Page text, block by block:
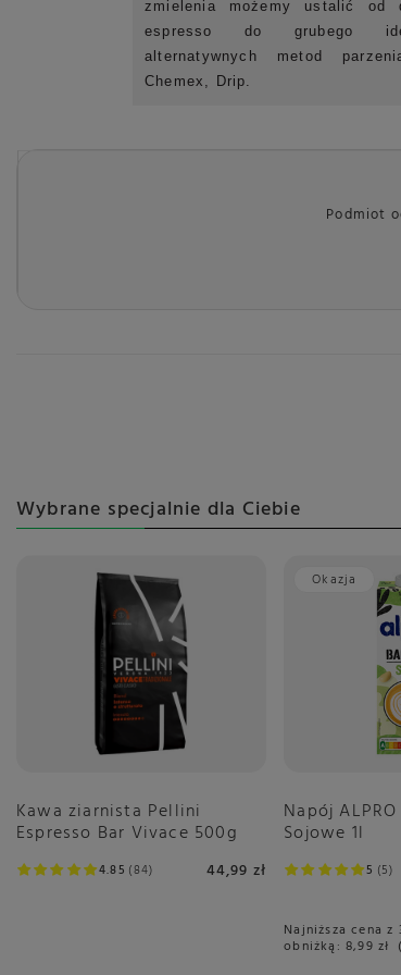
zmielenia możemy ustalić od
espresso do grubego
alternatywnych metod
Chemex, Drip.
Podmiot
Wybrane specjalnie dla Ciebie
4.85 84
Kawa ziarnista Pellini
Espresso Bar Vivace 500g
44,99 zł
Okazja
5 5
Napój
Sojowe 1l
Najniższa cena
obniżką:8,99 zł